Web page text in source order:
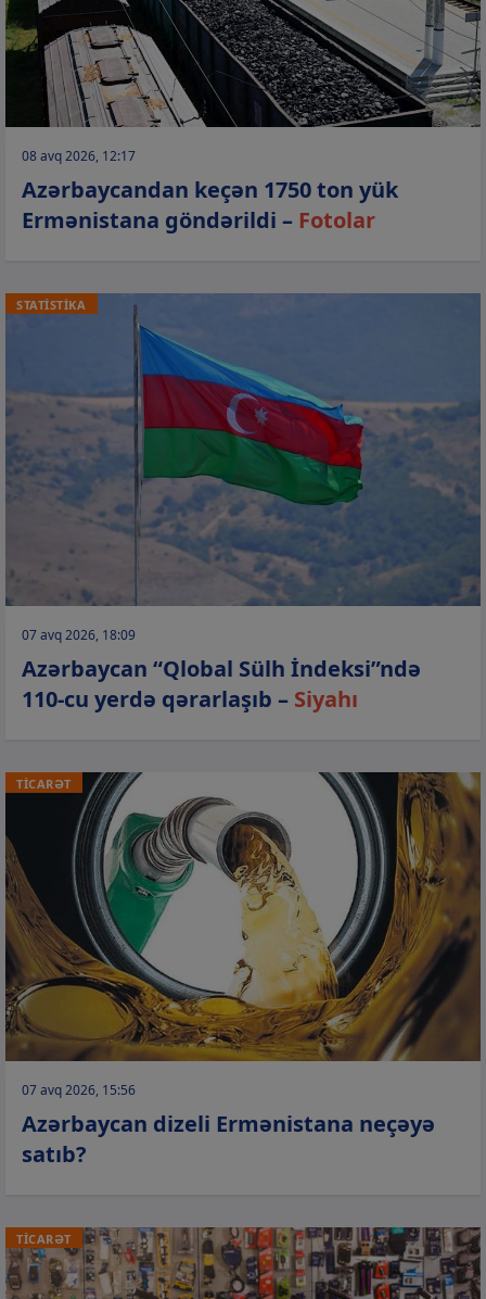
08 avq 2026, 12:17
Azərbaycandan keçən 1750 ton yük
Ermənistana göndərildi – Fotolar
STATİSTİKA
07 avq 2026, 18:09
Azərbaycan “Qlobal Sülh İndeksi”ndə
110-cu yerdə qərarlaşıb – Siyahı
TİCARƏT
07 avq 2026, 15:56
Azərbaycan dizeli Ermənistana neçəyə
satıb?
TİCARƏT